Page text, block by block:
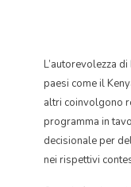
L’autorevolezza
paesi come il
altri coinvolgono
programma in
decisionale per
nei rispettivi